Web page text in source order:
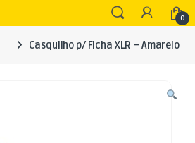
0
Casquilho p/ Ficha XLR – Amarelo